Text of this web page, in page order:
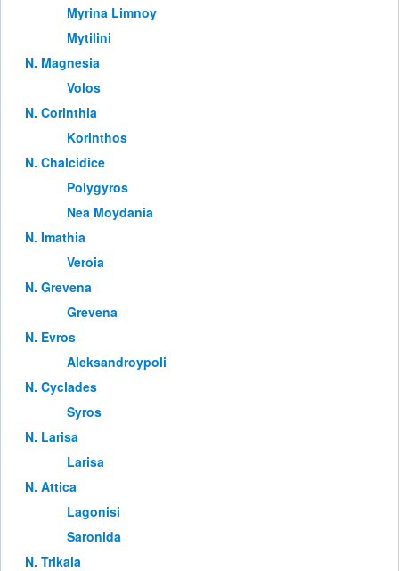
Myrina Limnoy
Mytilini
Ν. Magnesia
Volos
Ν. Corinthia
Korinthos
Ν. Chalcidice
Polygyros
Nea Moydania
Ν. Imathia
Veroia
Ν. Grevena
Grevena
Ν. Evros
Aleksandroypoli
Ν. Cyclades
Syros
Ν. Larisa
Larisa
Ν. Attica
Lagonisi
Saronida
Ν. Trikala